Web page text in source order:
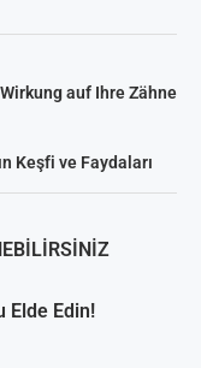
auf Ihre Zähne
Keşfi ve Faydaları
Elde Edin!